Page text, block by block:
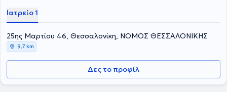
Ιατρείο 1
25ης Μαρτίου 46, Θεσσαλονίκη, ΝΟΜΟΣ ΘΕΣΣΑΛΟΝΙΚΗΣ
9,7 km
Δες το προφίλ